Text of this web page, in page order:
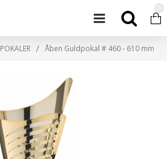
POKALER Åben Guldpokal # 460 - 610 mm